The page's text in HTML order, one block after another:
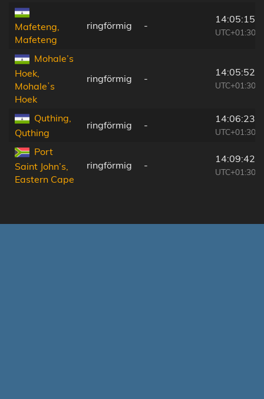
Mafeteng,
Mafeteng
ringförmig -
14:05:15
UTC+01:30
Mohale’s
Hoek,
Mohaleʼs
Hoek
ringförmig -
14:05:52
UTC+01:30
Quthing,
Quthing
ringförmig -
14:06:23
UTC+01:30
Port
Saint John’s,
Eastern Cape
ringförmig -
14:09:42
UTC+01:30